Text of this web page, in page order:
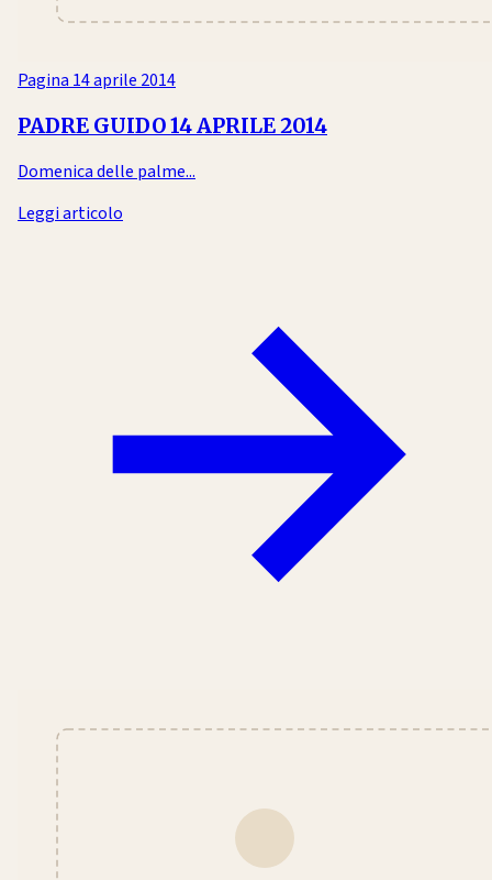
Pagina 14 aprile 2014
PADRE GUIDO 14 APRILE 2014
Domenica delle palme...
Leggi articolo